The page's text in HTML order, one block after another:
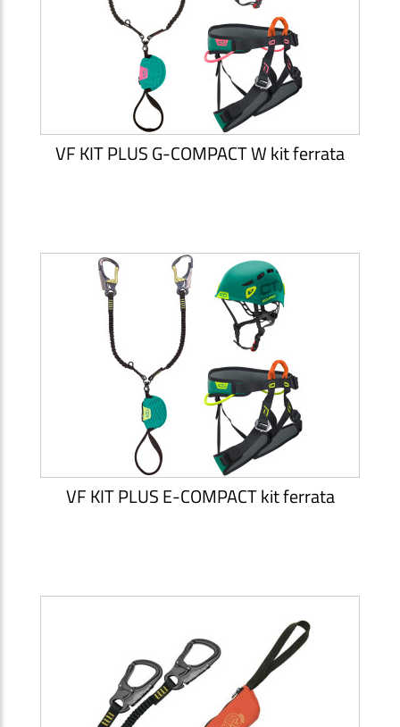
VF KIT PLUS G-COMPACT W kit ferrata
VF KIT PLUS E-COMPACT kit ferrata